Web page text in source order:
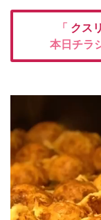
「 クス
本日チラ